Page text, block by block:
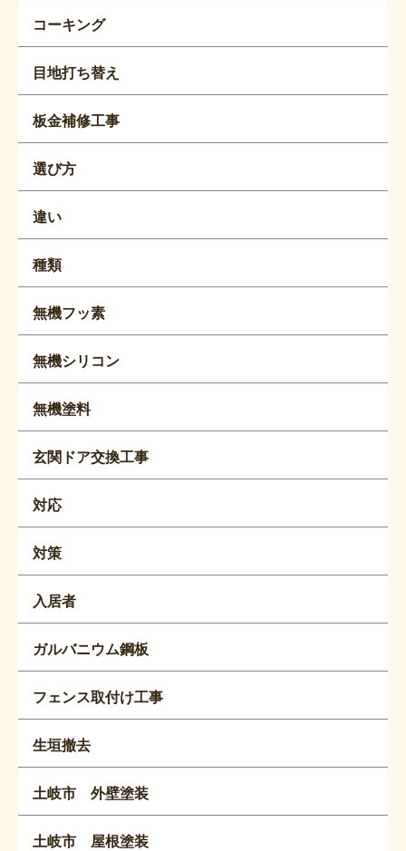
コーキング
目地打ち替え
板金補修工事
選び方
違い
種類
無機フッ素
無機シリコン
無機塗料
玄関ドア交換工事
対応
対策
入居者
ガルバニウム鋼板
フェンス取付け工事
生垣撤去
土岐市 外壁塗装
土岐市 屋根塗装